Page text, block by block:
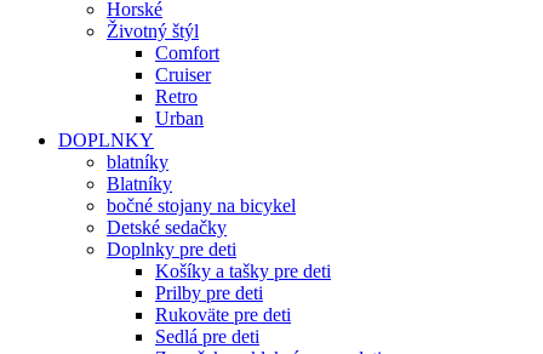
Horské
Životný štýl
Comfort
Cruiser
Retro
Urban
DOPLNKY
blatníky
Blatníky
bočné stojany na bicykel
Detské sedačky
Doplnky pre deti
Košíky a tašky pre deti
Prilby pre deti
Rukoväte pre deti
Sedlá pre deti